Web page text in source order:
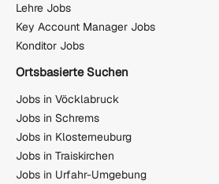
Lehre Jobs
Key Account Manager Jobs
Konditor Jobs
Ortsbasierte Suchen
Jobs in Vöcklabruck
Jobs in Schrems
Jobs in Klosterneuburg
Jobs in Traiskirchen
Jobs in Urfahr-Umgebung